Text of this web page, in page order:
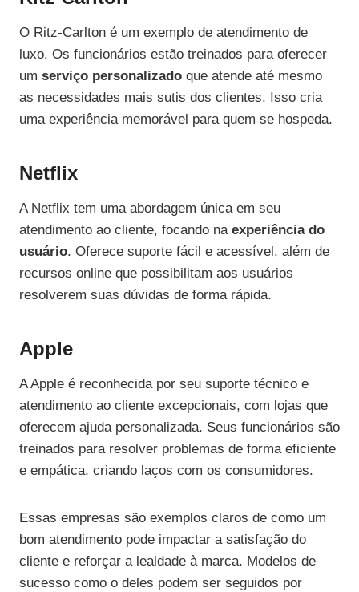
O Ritz-Carlton é um exemplo de atendimento de
luxo. Os funcionários estão treinados para oferecer
um serviço personalizado que atende até mesmo
as necessidades mais sutis dos clientes. Isso cria
uma experiência memorável para quem se hospeda.
Netflix
A Netflix tem uma abordagem única em seu
atendimento ao cliente, focando na experiência do
usuário. Oferece suporte fácil e acessível, além de
recursos online que possibilitam aos usuários
resolverem suas dúvidas de forma rápida.
Apple
A Apple é reconhecida por seu suporte técnico e
atendimento ao cliente excepcionais, com lojas que
oferecem ajuda personalizada. Seus funcionários são
treinados para resolver problemas de forma eficiente
e empática, criando laços com os consumidores.
Essas empresas são exemplos claros de como um
bom atendimento pode impactar a satisfação do
cliente e reforçar a lealdade à marca. Modelos de
sucesso como o deles podem ser seguidos por